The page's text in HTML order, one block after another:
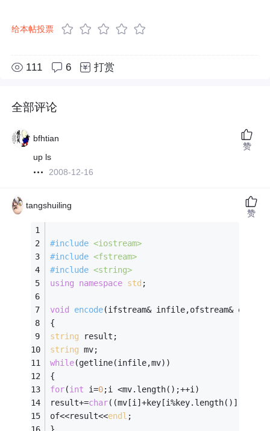
给本帖投票
111 6 打赏
全部评论
bfhtian
up ls
2008-12-16
赞
tangshuiling
#include <iostream>
#include <fstream>
#include <string>
using
namespace std ;
void encode(ifstream& infile,ofstream& of,
{
string result;
string mv;
while(getline(infile,mv))
{
for(int i=0;i <mv.length();++i)
result+=char((mv[i]+key[i%key.length()]-
of<<result<<endl ;
赞